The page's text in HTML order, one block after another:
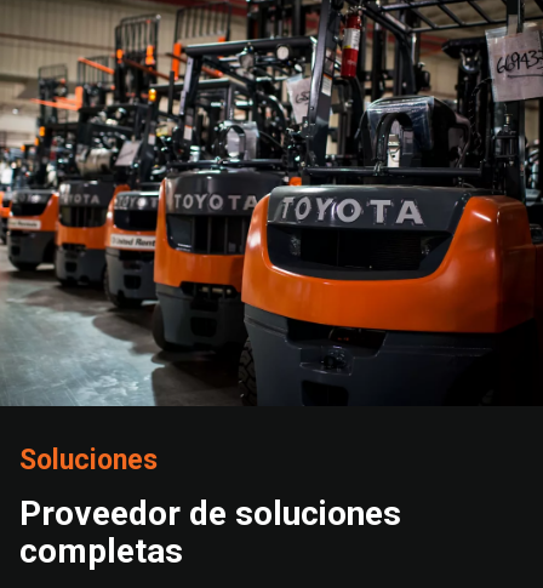
Soluciones
Proveedor de soluciones
completas